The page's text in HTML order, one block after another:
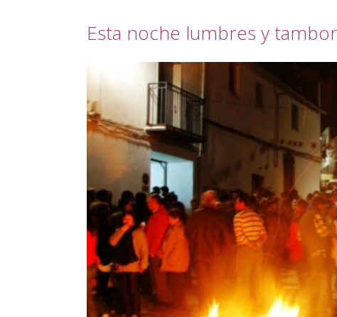
Esta noche lumbres y